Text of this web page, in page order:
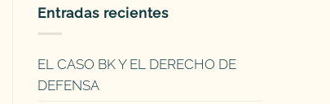
Entradas recientes
EL CASO BK Y EL DERECHO DE
DEFENSA